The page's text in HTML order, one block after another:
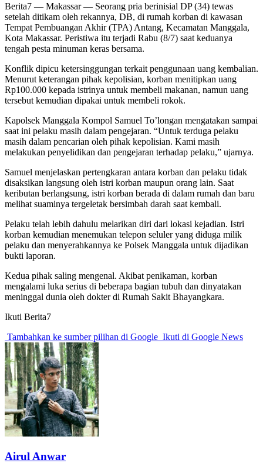
Berita7 — Makassar — Seorang pria berinisial DP (34) tewas
setelah ditikam oleh rekannya, DB, di rumah korban di kawasan
Tempat Pembuangan Akhir (TPA) Antang, Kecamatan Manggala,
Kota Makassar. Peristiwa itu terjadi Rabu (8/7) saat keduanya
tengah pesta minuman keras bersama.
Konflik dipicu ketersinggungan terkait penggunaan uang kembalian.
Menurut keterangan pihak kepolisian, korban menitipkan uang
Rp100.000 kepada istrinya untuk membeli makanan, namun uang
tersebut kemudian dipakai untuk membeli rokok.
Kapolsek Manggala Kompol Samuel To’longan mengatakan sampai
saat ini pelaku masih dalam pengejaran. “Untuk terduga pelaku
masih dalam pencarian oleh pihak kepolisian. Kami masih
melakukan penyelidikan dan pengejaran terhadap pelaku,” ujarnya.
Samuel menjelaskan pertengkaran antara korban dan pelaku tidak
disaksikan langsung oleh istri korban maupun orang lain. Saat
keributan berlangsung, istri korban berada di dalam rumah dan baru
melihat suaminya tergeletak bersimbah darah saat kembali.
Pelaku telah lebih dahulu melarikan diri dari lokasi kejadian. Istri
korban kemudian menemukan telepon seluler yang diduga milik
pelaku dan menyerahkannya ke Polsek Manggala untuk dijadikan
bukti laporan.
Kedua pihak saling mengenal. Akibat penikaman, korban
mengalami luka serius di beberapa bagian tubuh dan dinyatakan
meninggal dunia oleh dokter di Rumah Sakit Bhayangkara.
Ikuti Berita7
Tambahkan ke sumber pilihan di Google Ikuti di Google News
Airul Anwar